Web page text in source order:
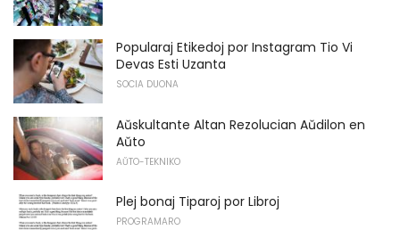
Popularaj Etikedoj por Instagram Tio Vi
Devas Esti Uzanta
SOCIA DUONA
Aŭskultante Altan Rezolucian Aŭdilon en
Aŭto
AŬTO-TEKNIKO
Plej bonaj Tiparoj por Libroj
PROGRAMARO